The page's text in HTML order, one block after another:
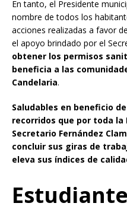
En tanto, el Presidente
nombre de todos los
acciones realizadas a favor
el apoyo brindado por el
obtener los permisos
beneficia a las
Candelaria.
Saludables en beneficio
recorridos que por toda la
Secretario Fernández
concluir sus giras de
eleva sus índices de